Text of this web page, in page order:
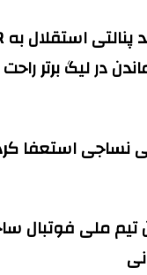
ماندن در لیگ برتر
نساجی استعفا
تیم ملی فوتبال